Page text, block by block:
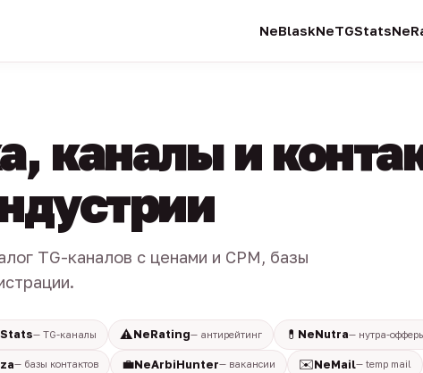
NeBlaskNeTGStats
каналы и
TG-каналов с ценами и CPM, базы
— TG-каналы ⚠️NeRating— антирейтинг 💊 NeNutra— нутра-
— базы контактов 💼NeArbiHunter— вакансии ✉️NeMail— temp mail